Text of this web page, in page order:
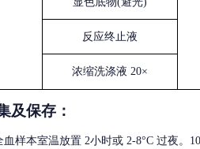
反应终止液
浓缩洗涤液 20×
及保存 ：
血样本室温放置 2小时或 2-8°C 过夜。